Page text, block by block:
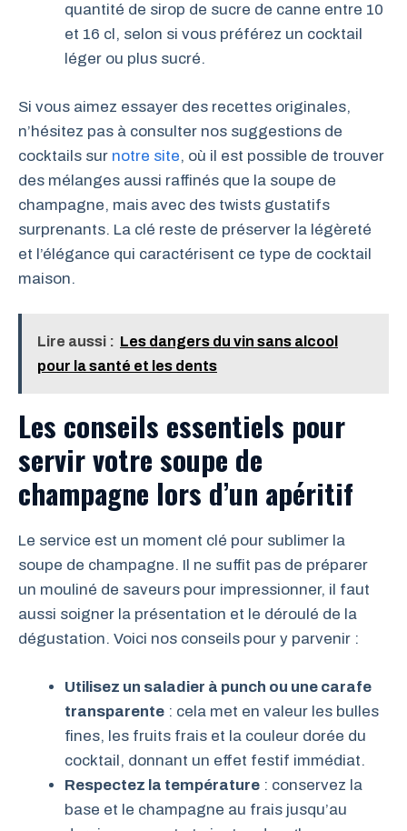
quantité de sirop de sucre de canne entre 10
et 16 cl, selon si vous préférez un cocktail
léger ou plus sucré.
Si vous aimez essayer des recettes originales,
n’hésitez pas à consulter nos suggestions de
cocktails sur notre site, où il est possible de trouver
des mélanges aussi raffinés que la soupe de
champagne, mais avec des twists gustatifs
surprenants. La clé reste de préserver la légèreté
et l’élégance qui caractérisent ce type de cocktail
maison.
Lire aussi : Les dangers du vin sans alcool
pour la santé et les dents
Les conseils essentiels pour
servir votre soupe de
champagne lors d’un apéritif
Le service est un moment clé pour sublimer la
soupe de champagne. Il ne suffit pas de préparer
un mouliné de saveurs pour impressionner, il faut
aussi soigner la présentation et le déroulé de la
dégustation. Voici nos conseils pour y parvenir :
Utilisez un saladier à punch ou une carafe
transparente : cela met en valeur les bulles
fines, les fruits frais et la couleur dorée du
cocktail, donnant un effet festif immédiat.
Respectez la température : conservez la
base et le champagne au frais jusqu’au